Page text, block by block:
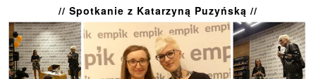
// Spotkanie z Katarzyną Puzyńską //